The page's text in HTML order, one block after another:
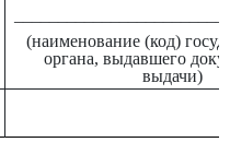
(наименование (код)
органа, выдавшего
выдачи)